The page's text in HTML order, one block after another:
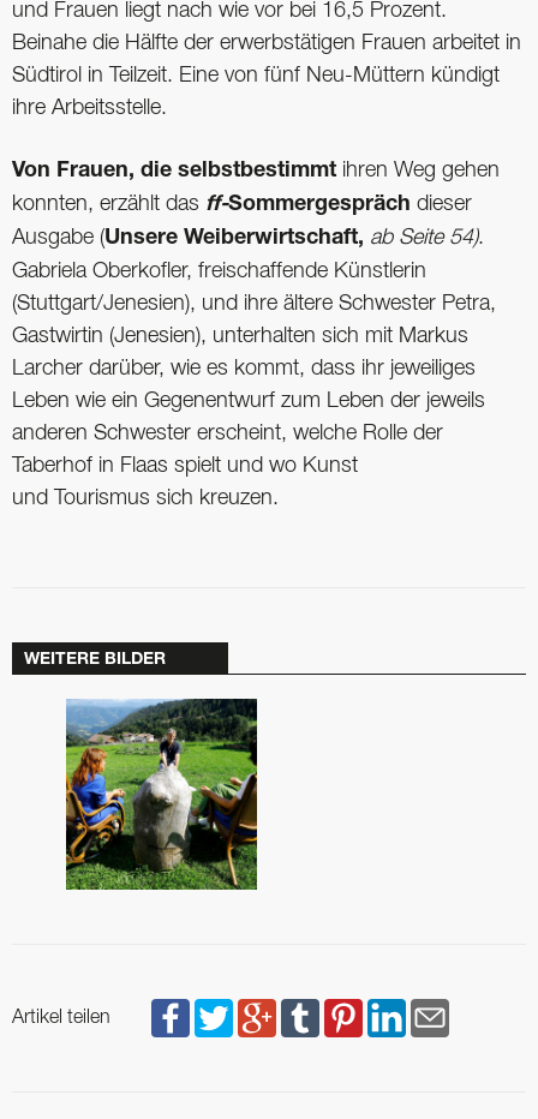
und Frauen liegt nach wie vor bei 16,5 Prozent.
Beinahe die Hälfte der erwerbstätigen Frauen arbeitet in
Südtirol in Teilzeit. Eine von fünf Neu-Müttern kündigt
ihre Arbeitsstelle.
Von Frauen, die selbstbestimmt ihren Weg gehen
konnten, erzählt das ff-Sommergespräch dieser
Ausgabe (Unsere Weiberwirtschaft, ab Seite 54).
Gabriela Oberkofler, freischaffende Künstlerin
(Stuttgart/Jenesien), und ihre ältere Schwester Petra,
Gastwirtin (Jenesien), unterhalten sich mit Markus
Larcher darüber, wie es kommt, dass ihr jeweiliges
Leben wie ein Gegenentwurf zum Leben der jeweils
anderen Schwester erscheint, welche Rolle der
Taberhof in Flaas spielt und wo Kunst
und Tourismus sich kreuzen.
WEITERE BILDER
Artikel teilen